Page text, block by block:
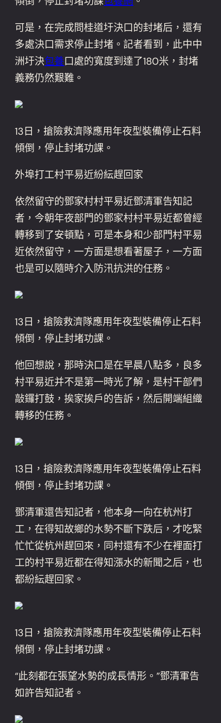
可是，在完成問桂道圩決口的封堵后，還有
多處決口需求停止封堵。記者看到，此中中
洲圩決包養口處的寬度到達了180米，封堵
義務仍然艱難。
13日，搶險救濟隊應用年夜型裝備停止石料
傾倒，停止封堵功課。
外埠打工村平易近紛紜趕回家
依然留守的鄧家村村平易近鄧清軍告知記
者，今朝年夜部門的鄧家村村平易近都曾經
轉移到了安頓點，可是本身和少部門村平易
近依然留守，一方面是想看著屋子，一方面
也是可以隨時介入防汛抗洪的任務。
13日，搶險救濟隊應用年夜型裝備停止石料
傾倒，停止封堵功課。
他回想說，那時決口是在早晨八點多，良多
村平易近并不是第一時光了解，是村干部們
敲鑼打鼓，挨家挨戶的告訴，然后開端組織
轉移的任務。
13日，搶險救濟隊應用年夜型裝備停止石料
傾倒，停止封堵功課。
鄧清軍還告知記者，他本身一向在杭州打
工，在得知故鄉的水勢不斷下跌后，才吃緊
忙忙從杭州趕回來，同村還有不少在裡面打
工的村平易近都在得知漲水的新聞之后，也
都紛紜趕回家。
13日，搶險救濟隊應用年夜型裝備停止石料
傾倒，停止封堵功課。
“此刻都在張望水勢的成長情形。”鄧清軍告
如許告知記者。